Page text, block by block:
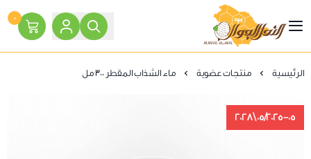
النحل الجوال
٠
الرئيسية منتجات عضوية ماء الشذاب المقطر 300 مل
05/2025-05\2028